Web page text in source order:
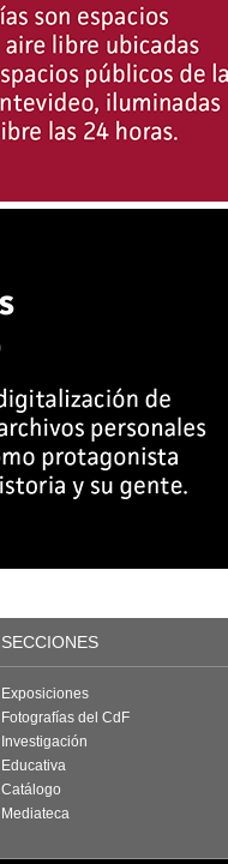
SECCIONES
Exposiciones
Fotografías del CdF
Investigación
Educativa
Catálogo
Mediateca